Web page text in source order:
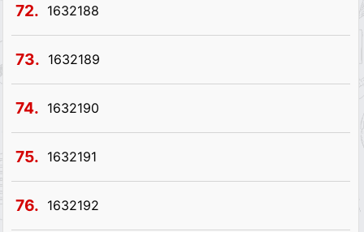
72. 1632188
73. 1632189
74. 1632190
75. 1632191
76. 1632192